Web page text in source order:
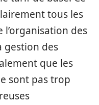
tous les
l’organisation des
gestion des
que les
sont pas trop